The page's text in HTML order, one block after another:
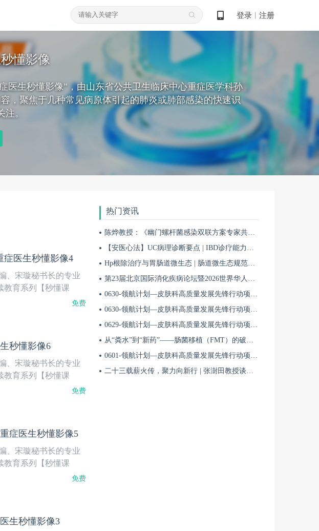
登录 注册
懂影像
医生秒懂影像”，由山东省公共卫生临床中心重症医学科孙
，聚焦于几种常见病原体引起的肺炎或肺部感染的快速识
。
症医生秒懂影像4
、宋璇秘书长的专业
教育系列【秒懂课
资料库等，将陆续在壹
别甲型H1N1流感肺
山东省公共卫生临床
免费
秒懂影像6
、宋璇秘书长的专业
教育系列【秒懂课
资料库等，将陆续在壹
别新冠病毒感染？上
公共卫生临床中心重
免费
症医生秒懂影像5
、宋璇秘书长的专业
教育系列【秒懂课
资料库等，将陆续在壹
别金黄色葡萄球菌肺
免费
生秒懂影像3
热门资讯
陈烨教授：《幽门螺杆菌感染双联方案专家共识（2026）》解读 | BIDDF2026
【安医心法】UC病理诊断要点 | IBD诊疗能力系统提升5
Hp根除治疗与胃肠道微生态 | 肠道微生态规范化诊疗4
第23届北京国际消化疾病论坛暨2026世界华人消化医师年会盛大开幕
0630-领航计划—皮肤科高质量发展先锋行动项目第六季第65期
0630-领航计划—皮肤科高质量发展先锋行动项目第六季第64期
0629-领航计划—皮肤科高质量发展先锋行动项目第六季第63期
从“粪水”到“新药”——肠菌移植（FMT）的破局与临床应用全景 | 肠道微生态规范化诊疗1
0601-领航计划—皮肤科高质量发展先锋行动项目第六季第42期
二十三载薪火传，聚力向新行 | 张澍田教授谈中国消化医学的传承与突破